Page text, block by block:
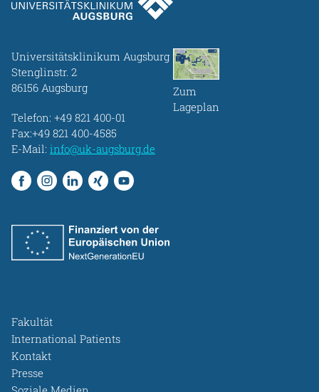
Universitätsklinikum Augsburg
Stenglinstr. 2
86156 Augsburg
Telefon: +49 821 400-01
Fax:+49 821 400-4585
E-Mail: info@uk-augsburg.de
Zum
Lageplan
Fakultät
International Patients
Kontakt
Presse